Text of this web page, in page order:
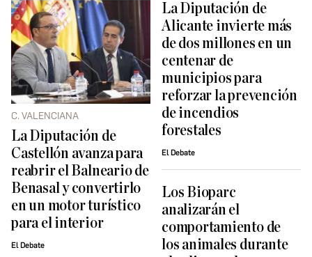
C. VALENCIANA
La Diputación de
Castellón avanza para
reabrir el Balneario de
Benasal y convertirlo
en un motor turístico
para el interior
El Debate
La Diputación de
Alicante invierte más
de dos millones en un
centenar de
municipios para
reforzar la prevención
de incendios
forestales
El Debate
Los Bioparc
analizarán el
comportamiento de
los animales durante